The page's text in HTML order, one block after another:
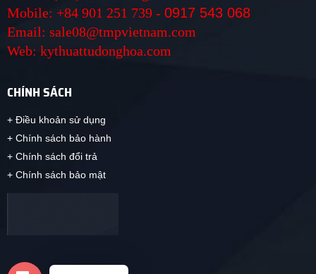
Mobile: +84 901 251 739 - 0917 543 068
Email: sale08@tmpvietnam.com
Web: kythuattudonghoa.com
CHÍNH SÁCH
+ Điều khoản sử dụng
+ Chính sách bảo hành
+ Chính sách đổi trả
+ Chính sách bảo mật